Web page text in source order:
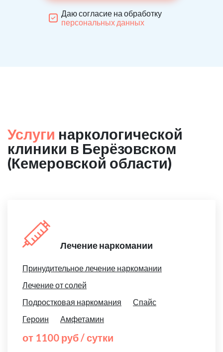
Даю согласие на обработку
персональных данных
Услуги наркологической
клиники в Берёзовском
(Кемеровской области)
Лечение наркомании
Принудительное лечение наркомании
Лечение от солей
Подростковая наркомания
Спайс
Героин
Амфетамин
от 1100 руб / сутки